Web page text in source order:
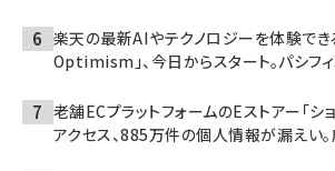
楽天の最新AIやテクノロジーを体験で
Optimism」、今日からスタート。パシフ
老舗ECプラットフォームのEストアー「シ
アクセス、885万件の個人情報が漏えい